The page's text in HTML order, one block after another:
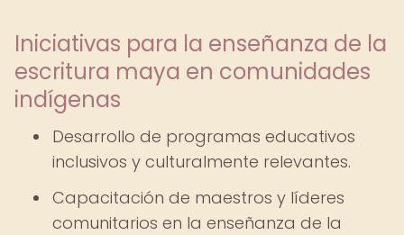
Iniciativas para la enseñanza de la
escritura maya en comunidades
indígenas
Desarrollo de programas educativos
inclusivos y culturalmente relevantes.
Capacitación de maestros y líderes
comunitarios en la enseñanza de la